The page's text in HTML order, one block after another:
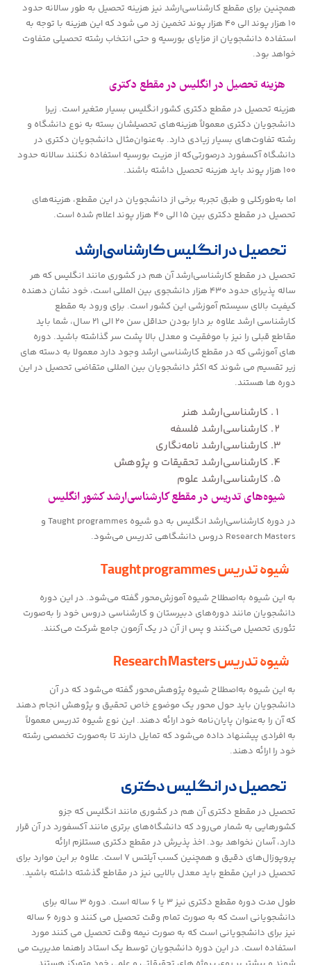
همچنین برای مقطع کارشناسی‌ارشد نیز هزینه تحصیل به طور سالانه حدود
۱۰ هزار پوند الی ۴۰ هزار پوند تخمین زد می شود که این هزینه با توجه به
استفاده دانشجویان از مزایای بورسیه و حتی انتخاب رشته تحصیلی متفاوت
خواهد بود.
هزینه تحصیل در انگلیس در مقطع دکتری
هزینه تحصیل در مقطع دکتری کشور انگلیس بسیار متغیر است. زیرا
دانشجویان دکتری معمولاً هزینه‌های تحصیلشان بسته به نوع دانشگاه و
رشته تفاوت‌های بسیار زیادی دارد. به‌عنوان‌مثال دانشجویان دکتری در
دانشگاه آکسفورد درصورتی‌که از مزیت بورسیه استفاده نکنند سالانه حدود
۱۰۰ هزار پوند باید هزینه تحصیل داشته باشند.
اما به‌طورکلی و طبق تجربه برخی از دانشجویان در این مقطع، هزینه‌های
تحصیل در مقطع دکتری بین ۱۵ الی ۴۰ هزار پوند اعلام شده است.
تحصیل در انگلیس کارشناسی‌ارشد
تحصیل در مقطع کارشناسی‌ارشد آن هم در کشوری مانند انگلیس که هر
ساله پذیرای حدود ۴۳۰ هزار دانشجوی بین المللی است، خود نشان دهنده
کیفیت بالای سیستم آموزشی این کشور است. برای ورود به مقطع
کارشناسی ارشد علاوه بر دارا بودن حداقل سن ۲۰ الی ۲۱ سال، شما باید
مقاطع قبلی را نیز با موفقیت و معدل بالا پشت سر گذاشته باشید. دوره
های آموزشی که در مقطع کارشناسی ارشد وجود دارد معمولا به دسته های
زیر تقسیم می شوند که اکثر دانشجویان بین المللی متقاضی تحصیل در این
دوره ها هستند.
کارشناسی‌ارشد هنر
کارشناسی‌ارشد فلسفه
کارشناسی‌ارشد نامه‌نگاری
کارشناسی‌ارشد تحقیقات و پژوهش
کارشناسی‌ارشد علوم
شیوه‌های تدریس در مقطع کارشناسی‌ارشد کشور انگلیس
در دوره کارشناسی‌ارشد انگلیس به دو شیوه Taught programmes و
Research Masters دروس دانشگاهی تدریس می‌شود.
شیوه تدریس Taught programmes
به این شیوه به‌اصطلاح شیوه آموزش‌محور گفته می‌شود. در این دوره
دانشجویان مانند دوره‌های دبیرستان و کارشناسی دروس خود را به‌صورت
تئوری تحصیل می‌کنند و پس از آن در یک آزمون جامع شرکت می‌کنند.
شیوه تدریس Research Masters
به این شیوه به‌اصطلاح شیوه پژوهش‌محور گفته می‌شود که در آن
دانشجویان باید حول محور یک موضوع خاص تحقیق و پژوهش انجام دهند
که آن را به‌عنوان پایان‌نامه خود ارائه دهند. این نوع شیوه تدریس معمولاً
به افرادی پیشنهاد داده می‌شود که تمایل دارند تا به‌صورت تخصصی رشته
خود را ارائه دهند.
تحصیل در انگلیس دکتری
تحصیل در مقطع دکتری آن هم در کشوری مانند انگلیس که جزو
کشورهایی به شمار می‌رود که دانشگاه‌های برتری مانند آکسفورد در آن قرار
دارد، آسان نخواهد بود. اخذ پذیرش در مقطع دکتری مستلزم ارائه
پروپوزال‌های دقیق و همچنین کسب آیلتس ۷ است. علاوه بر این موارد برای
تحصیل در این مقطع باید معدل بالایی نیز در مقاطع گذشته داشته باشید.
طول مدت دوره مقطع دکتری نیز ۳ یا ۶ ساله است. دوره ۳ ساله برای
دانشجویانی است که به صورت تمام وقت تحصیل می کنند و دوره ۶ ساله
نیز برای دانشجویانی است که به صورت نیمه وقت تحصیل می کنند مورد
استفاده است. در این دوره دانشجویان توسط یک استاد راهنما مدیریت می